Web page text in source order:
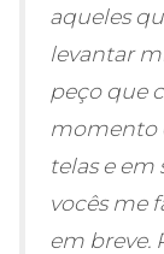
aqueles
levantar
peço que
momento
telas e em
vocês me
em breve.